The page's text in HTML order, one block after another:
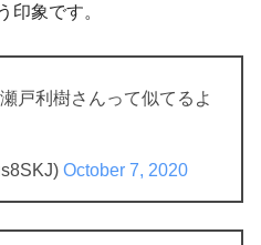
印象です。
戸利樹さんって似てるよ
October 7, 2020